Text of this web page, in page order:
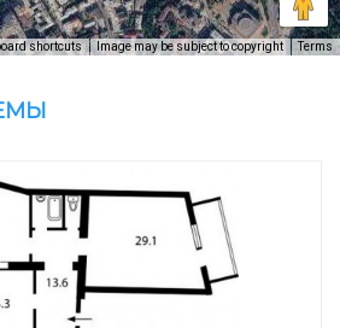
shortcuts Image may be subject to copyright Terms